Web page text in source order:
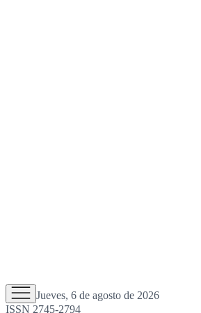
Jueves, 6 de agosto de 2026
ISSN 2745-2794